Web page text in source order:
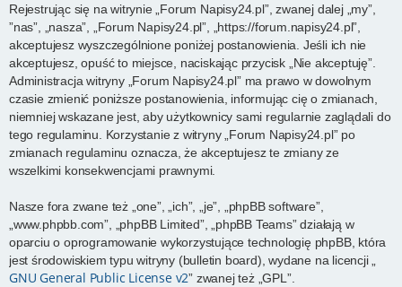
Rejestrując się na witrynie „Forum Napisy24.pl”, zwanej dalej „my”,
”nas”, „nasza”, „Forum Napisy24.pl”, „https://forum.napisy24.pl”,
akceptujesz wyszczególnione poniżej postanowienia. Jeśli ich nie
akceptujesz, opuść to miejsce, naciskając przycisk „Nie akceptuję”.
Administracja witryny „Forum Napisy24.pl” ma prawo w dowolnym
czasie zmienić poniższe postanowienia, informując cię o zmianach,
niemniej wskazane jest, aby użytkownicy sami regularnie zaglądali do
tego regulaminu. Korzystanie z witryny „Forum Napisy24.pl” po
zmianach regulaminu oznacza, że akceptujesz te zmiany ze
wszelkimi konsekwencjami prawnymi.
Nasze fora zwane też „one”, „ich”, „je”, „phpBB software”,
„www.phpbb.com”, „phpBB Limited”, „phpBB Teams” działają w
oparciu o oprogramowanie wykorzystujące technologię phpBB, która
jest środowiskiem typu witryny (bulletin board), wydane na licencji „
GNU General Public License v2” zwanej też „GPL”.